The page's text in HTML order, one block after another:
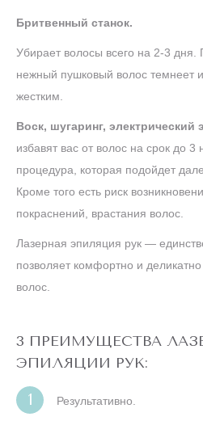
Бритвенный станок.
Убирает волосы всего на 2-3 дня.
нежный пушковый волос темнеет
жестким.
Воск, шугаринг, электрический
избавят вас от волос на срок до
процедура, которая подойдет
Кроме того есть риск
покраснений, врастания волос.
Лазерная эпиляция рук —
позволяет комфортно и
волос.
3 ПРЕИМУЩЕСТВА
ЭПИЛЯЦИИ РУК:
Результативно.